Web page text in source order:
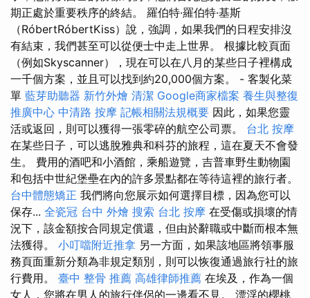
期正處於重要秩序的終結。 羅伯特·羅伯特·基斯
（RóbertRóbertKiss）說，強調，如果我們的日程安排沒
有結束，我們甚至可以從便士中走上世界。 根據比較頁面
（例如Skyscanner），現在可以在八月的某些日子裡構成
一千個方案，並且可以找到約20,000個方案。 - 客製化菜
單 藍芽助聽器 新竹外燴 清潔 Google商家檔案 養生與整復
推廣中心 中清路 按摩 記帳相關法規概要 因此，如果您靈
活或返回，則可以獲得一張零碎的航空公司票。 台北 按摩
在某些日子，可以逃脫雅典和科芬的旅程，這在夏天不會發
生。 費用的酒吧和小酒館，乘船遊覽，吉普車野生動物園
和包括中世紀堡壘在內的許多景點都在等待這裡的旅行者。
台中體態矯正 我們將向您展示如何選擇目標，因為您可以
保存... 全瓷冠 台中 外燴 搜索 台北 按摩 在受傷或損壞的情
況下，該金額按合同規定償還，但由於辭職或中斷而根本無
法獲得。 小叮噹附近推拿 另一方面，如果該地區將領事服
務頁面重新分類為非規定類別，則可以恢復通過旅行社的旅
行費用。 臺中 整骨 推薦 高雄律師推薦 在埃及，作為一個
女人，您將在男人的旅行伴侶的一邊看不見。 漂浮的櫻桃